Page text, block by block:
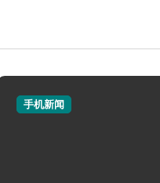
手机新闻